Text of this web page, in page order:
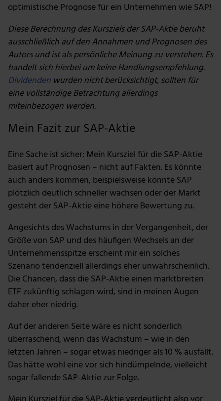
für soziale Medien, Werbung und Analysen weiter.
möglicherweise mit weiteren Daten zusammen, die du
ihnen bereitgestellt hast oder die sie im Rahmen deiner
Nutzung der Dienste gesammelt haben.
optimistische Prognose für ein Unternehmen wie SAP!
Diese Berechnung des Kursziels der SAP-Aktie beruht
ausschließlich auf den Annahmen und Prognosen des
Autors und ist als persönliche Meinung zu verstehen. Es
handelt sich hierbei um keine Handlungsempfehlung.
Dividenden wurden nicht berücksichtigt, sollten für
eine vollständige Betrachtung allerdings
miteinbezogen werden.
Mein Fazit zur SAP-Aktie
Eine Sache ist sicher: Mein Kursziel für die SAP-Aktie
basiert auf Prognosen – nicht auf Fakten. Es könnte
auch anders kommen, beispielsweise könnte SAP
plötzlich deutlich schneller wachsen oder der Markt
gesteht der SAP-Aktie eine höhere Bewertung zu.
Angesichts des Wachstums in der Vergangenheit, der
Größe von SAP und des häufigen Wechsels an der
Unternehmensspitze erscheint mir ein solches
Szenario tendenziell allerdings eher unwahrscheinlich.
Die Chancen, dass die SAP-Aktie einen marktbreiten
ETF zukünftig schlagen wird, sind in meinen Augen
daher eher niedrig.
Auf der anderen Seite wäre es nicht sonderlich
überraschend, wenn das Wachstum – wie in den
letzten Jahren – sogar etwas niedriger als 10 % ausfällt.
Das hätte wohl eine vor sich hindümpelnde, vielleicht
sogar fallende SAP-Aktie zur Folge.